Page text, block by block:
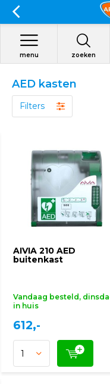
zoeken
menu
AED kasten
Filters
AIVIA 210 AED
buitenkast
Vandaag besteld,
in huis
612,-